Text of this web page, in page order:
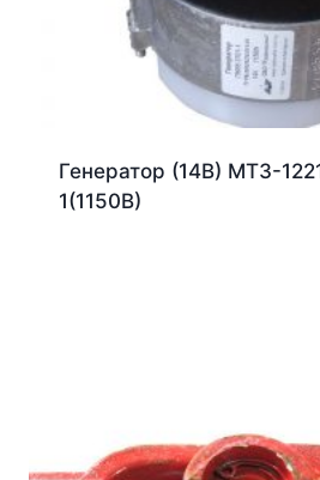
Генератор (14В) МТЗ-
1(1150В)